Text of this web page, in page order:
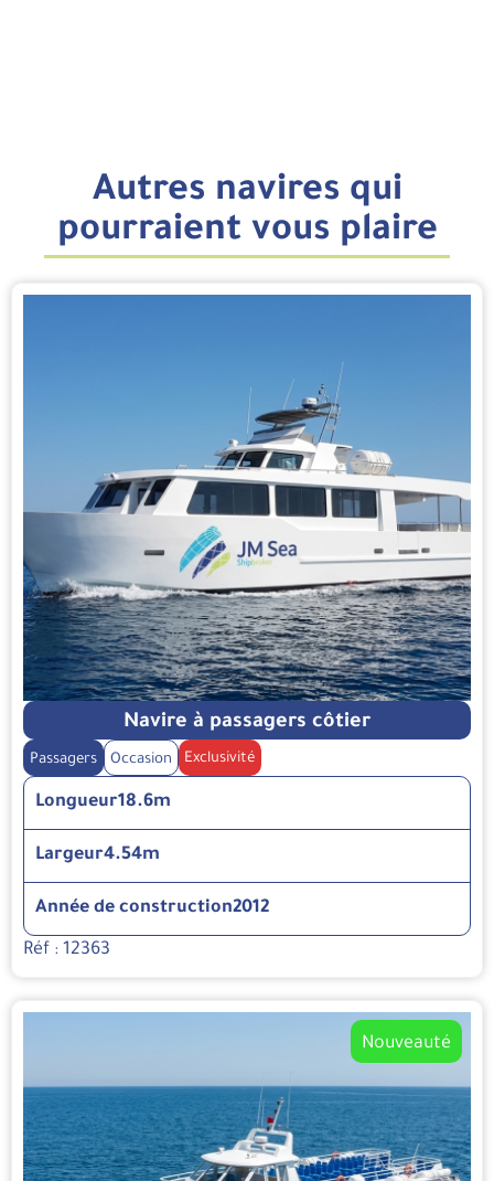
Autres navires qui
pourraient vous plaire
Navire à passagers côtier
Passagers Occasion Exclusivité
Longueur18.6m
Largeur4.54m
Année de construction2012
Réf : 12363
Nouveauté